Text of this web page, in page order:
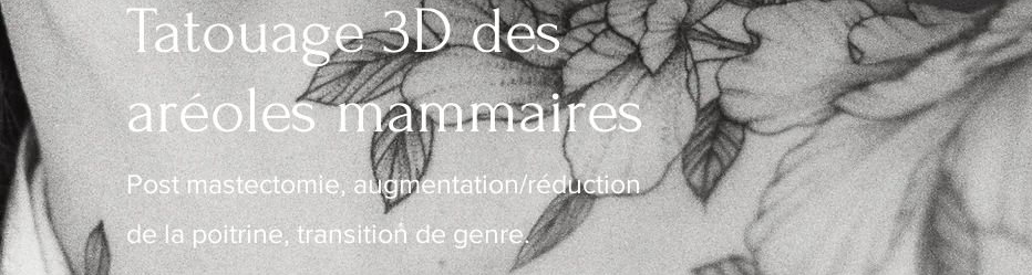
Tatouage 3D des
aréoles mammaires
Post mastectomie, augmentation/réduction
de la poitrine, transition de genre.